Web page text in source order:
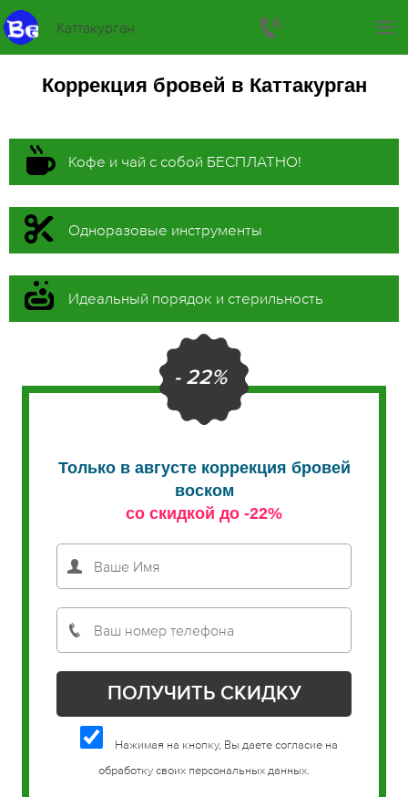
Каттакурган
Коррекция бровей в Каттакурган
Кофе и чай с собой БЕСПЛАТНО!
Одноразовые инструменты
Идеальный порядок и стерильность
- 22%
Только в августе коррекция бровей
воском
со скидкой до -22%
Нажимая на кнопку, Вы даете согласие на
обработку своих персональных данных.